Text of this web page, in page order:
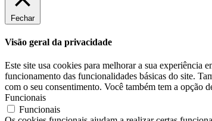
Fechar
Visão geral da privacidade
Este site usa cookies para melhorar a sua experiência
funcionamento das funcionalidades básicas do site.
com o seu consentimento. Você também tem a opção
Funcionais
Funcionais